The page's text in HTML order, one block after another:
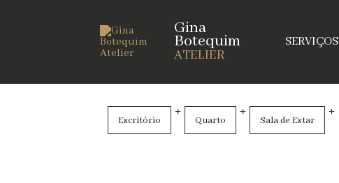
Gina
Botequim
ATELIER
SERVIÇOS
Escritório Quarto Sala de Estar